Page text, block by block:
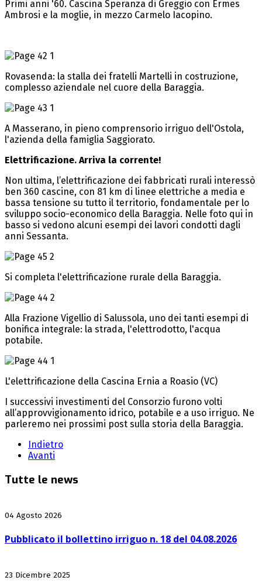
Primi anni '60. Cascina Speranza di Greggio con Ermes
Ambrosi e la moglie, in mezzo Carmelo Iacopino.
Rovasenda: la stalla dei fratelli Martelli in costruzione,
complesso aziendale nel cuore della Baraggia.
A Masserano, in pieno comprensorio irriguo dell'Ostola,
l'azienda della famiglia Saggiorato.
Elettrificazione. Arriva la corrente!
Non ultima, l’elettrificazione dei fabbricati rurali interessò
ben 360 cascine, con 81 km di linee elettriche a media e
bassa tensione su tutto il territorio, fondamentale per lo
sviluppo socio-economico della Baraggia. Nelle foto qui in
basso si vedono alcuni esempi dei lavori condotti dagli
anni Sessanta.
Si completa l'elettrificazione rurale della Baraggia.
Alla Frazione Vigellio di Salussola, uno dei tanti esempi di
bonifica integrale: la strada, l'elettrodotto, l'acqua
potabile.
L'elettrificazione della Cascina Ernia a Roasio (VC)
I successivi investimenti del Consorzio furono volti
all’approvvigionamento idrico, potabile e a uso irriguo. Ne
parleremo nei prossimi post sulla storia della Baraggia.
Indietro
Avanti
Tutte le news
04 Agosto 2026
Pubblicato il bollettino irriguo n. 18 del 04.08.2026
23 Dicembre 2025